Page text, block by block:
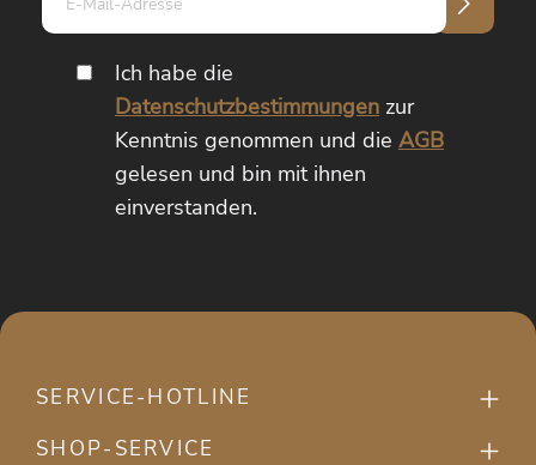
Adresse*
Ich habe die
Datenschutzbestimmungenzur
Kenntnis genommen und die AGB
gelesen und bin mit ihnen
einverstanden.
SERVICE-HOTLINE
SHOP-SERVICE